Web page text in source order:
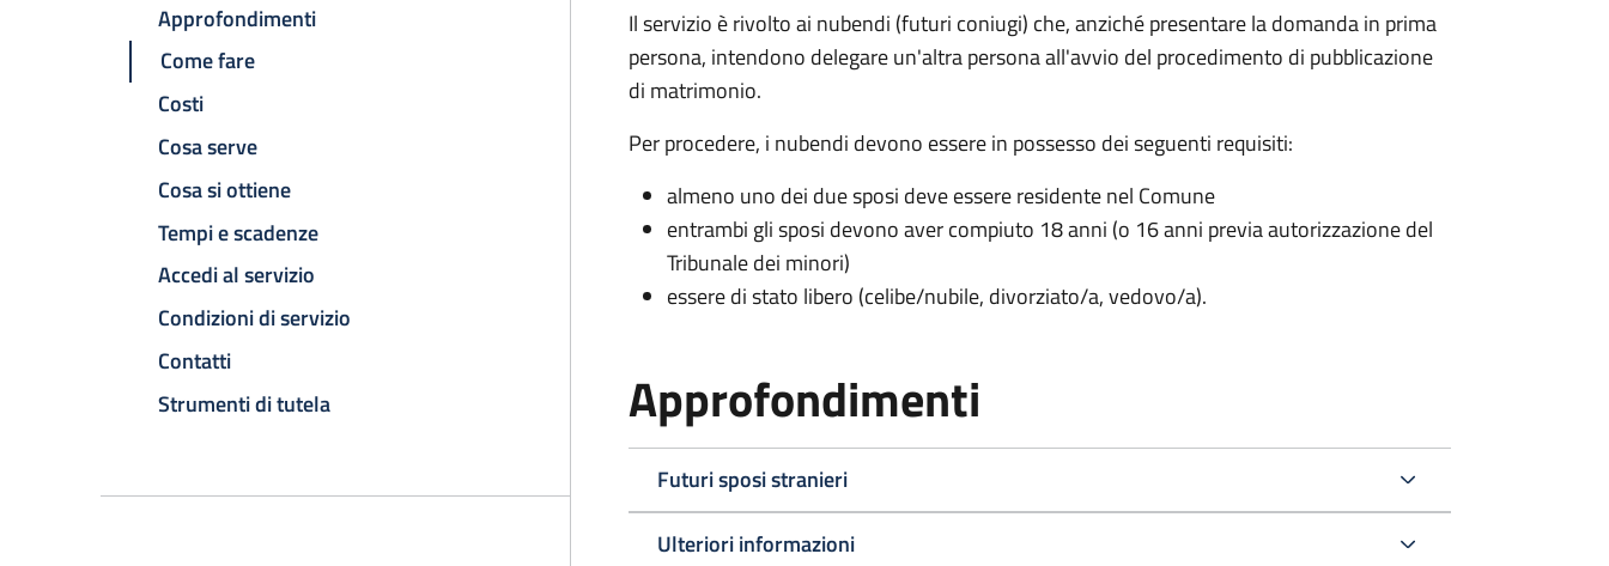
Approfondimenti
Come fare
Costi
Cosa serve
Cosa si ottiene
Tempi e scadenze
Accedi al servizio
Condizioni di servizio
Contatti
Strumenti di tutela
Il servizio è rivolto ai nubendi (futuri coniugi) che, anziché presentare la domanda in prima
persona, intendono delegare un'altra persona all'avvio del procedimento di pubblicazione
di matrimonio.
Per procedere, i nubendi devono essere in possesso dei seguenti requisiti:
almeno uno dei due sposi deve essere residente nel Comune
entrambi gli sposi devono aver compiuto 18 anni (o 16 anni previa autorizzazione del
Tribunale dei minori)
essere di stato libero (celibe/nubile, divorziato/a, vedovo/a).
Approfondimenti
Futuri sposi stranieri
Ulteriori informazioni